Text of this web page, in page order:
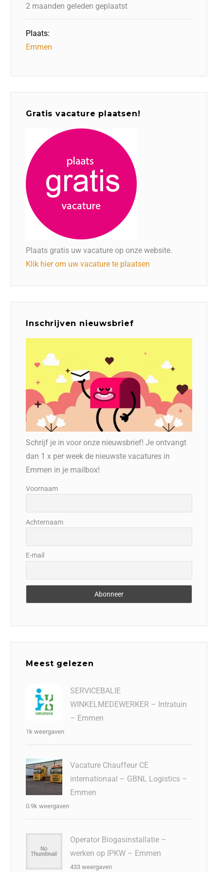
2 maanden geleden geplaatst
Plaats:
Emmen
Gratis vacature plaatsen!
Plaats gratis uw vacature op onze website.
Klik hier om uw vacature te plaatsen
Inschrijven nieuwsbrief
Schrijf je in voor onze nieuwsbrief! Je ontvangt
dan 1 x per week de nieuwste vacatures in
Emmen in je mailbox!
Voornaam
Achternaam
E-mail
Meest gelezen
SERVICEBALIE
WINKELMEDEWERKER – Intratuin
– Emmen
1k weergaven
Vacature Chauffeur CE
internationaal – GBNL Logistics –
Emmen
0.9k weergaven
Operator Biogasinstallatie –
werken op IPKW – Emmen
433 weergaven